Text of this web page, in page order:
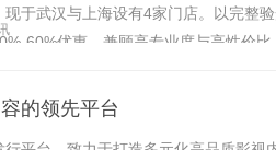
于武汉与上海设有4家门店。以完整
60%优惠，兼顾高专业度与高性价比
的领先平台